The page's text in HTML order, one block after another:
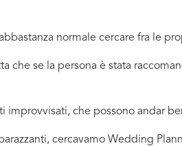
normale cercare fra le
che se la persona è stata
che possono andar
cercavamo Wedding